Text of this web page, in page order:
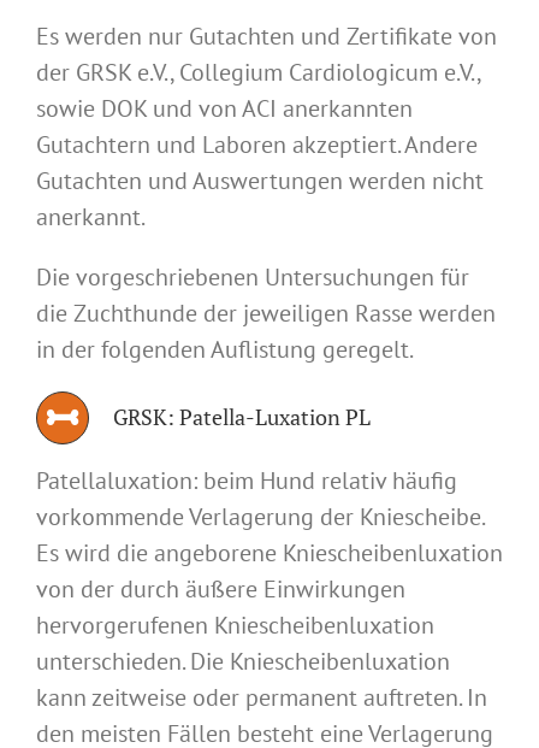
Es werden nur Gutachten und Zertifikate von
der GRSK e.V., Collegium Cardiologicum e.V.,
sowie DOK und von ACI anerkannten
Gutachtern und Laboren akzeptiert. Andere
Gutachten und Auswertungen werden nicht
anerkannt.
Die vorgeschriebenen Untersuchungen für
die Zuchthunde der jeweiligen Rasse werden
in der folgenden Auflistung geregelt.
GRSK: Patella-Luxation PL
Patellaluxation: beim Hund relativ häufig
vorkommende Verlagerung der Kniescheibe.
Es wird die angeborene Kniescheibenluxation
von der durch äußere Einwirkungen
hervorgerufenen Kniescheibenluxation
unterschieden. Die Kniescheibenluxation
kann zeitweise oder permanent auftreten. In
den meisten Fällen besteht eine Verlagerung